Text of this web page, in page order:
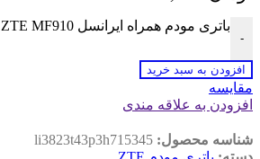
-
باتری مودم همراه ایرانسل ZTE MF910 ظرفیت 2300mAh عدد
افزودن به سبد خرید
مقايسه
افزودن به علاقه مندی
شناسه محصول: li3823t43p3h715345